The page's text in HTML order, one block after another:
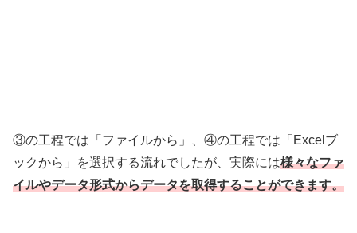
③の工程では「ファイルから」、④の工程では「Excelブ
ックから」を選択する流れでしたが、実際には様々なファ
イルやデータ形式からデータを取得することができます。